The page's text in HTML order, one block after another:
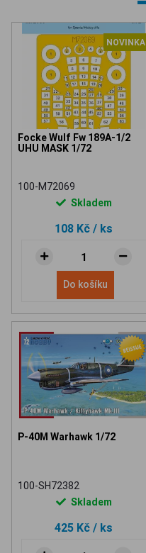
NOVINKA
Focke Wulf Fw 189A-1/2
UHU MASK 1/72
100-M72069
Skladem
108 Kč / ks
Do košíku
P-40M Warhawk 1/72
100-SH72382
Skladem
425 Kč / ks